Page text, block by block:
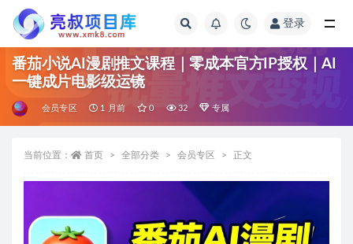
登录
番茄小说AI漫剧推文课程｜零成本官方IP授权｜AI
一键成片电影级运镜
会员专区 1 月前 0 32 专属
当前位置： 首页 全部分类 会员专区 正文